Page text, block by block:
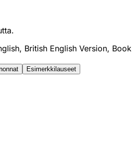
British English Version, Book
Esimerkkilauseet